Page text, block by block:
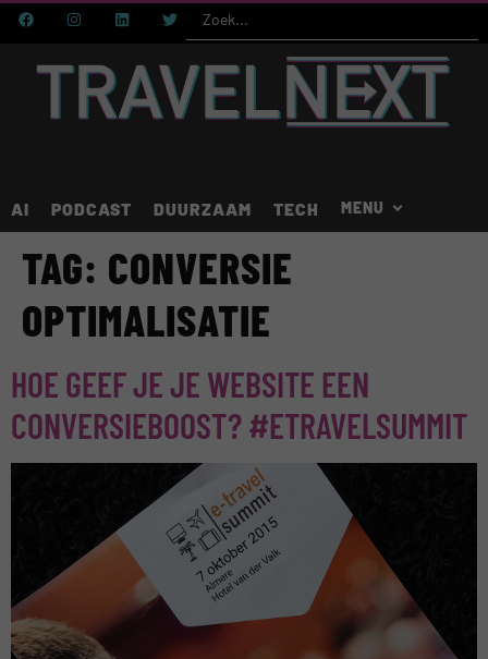
AI PODCAST DUURZAAM TECH
TAG: CONVERSIE
OPTIMALISATIE
HOE GEEF JE JE WEBSITE EEN
CONVERSIEBOOST? #ETRAVELSUMMIT